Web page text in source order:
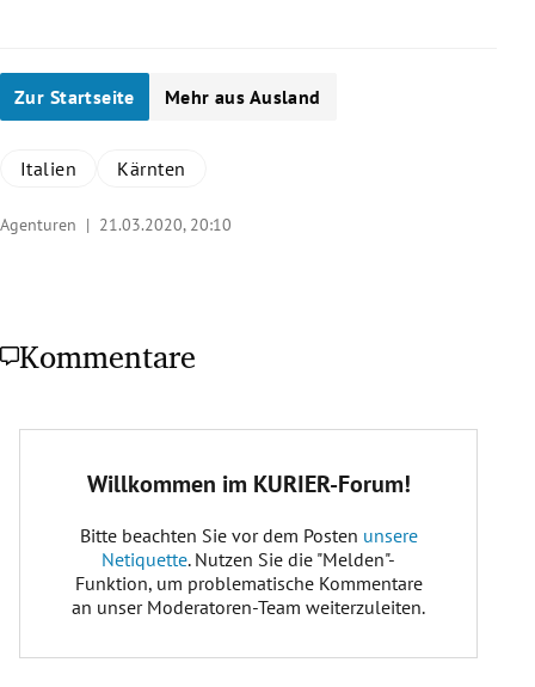
Zur Startseite Mehr aus Ausland
Italien Kärnten
Agenturen | 21.03.2020, 20:10
Kommentare